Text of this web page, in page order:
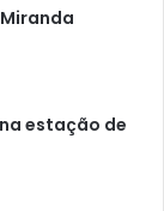
estação de